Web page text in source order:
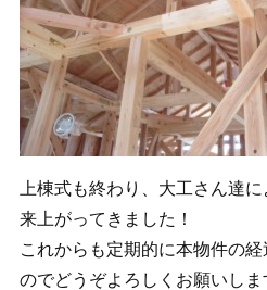
上棟式も終わり、大工さん達
来上がってきました！
これからも定期的に本物件の
のでどうぞよろしくお願いしま